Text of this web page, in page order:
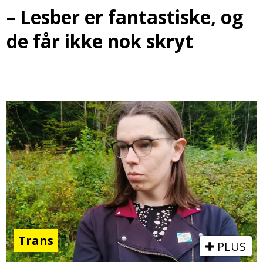
– Lesber er fantastiske, og
de får ikke nok skryt
Trans PLUS